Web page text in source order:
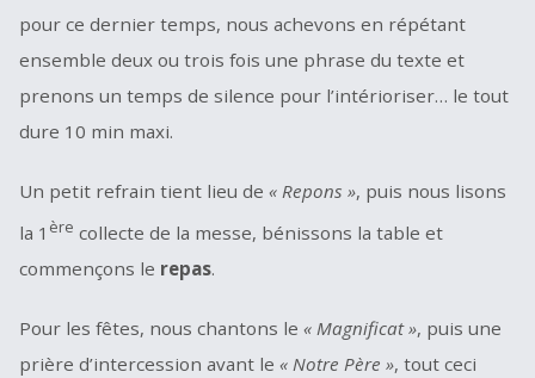
pour ce dernier temps, nous achevons en répétant
ensemble deux ou trois fois une phrase du texte et
prenons un temps de silence pour l’intérioriser… le tout
dure 10 min maxi.
Un petit refrain tient lieu de « Repons », puis nous lisons
la 1 ère collecte de la messe, bénissons la table et
commençons le repas.
Pour les fêtes, nous chantons le « Magnificat », puis une
prière d’intercession avant le « Notre Père », tout ceci